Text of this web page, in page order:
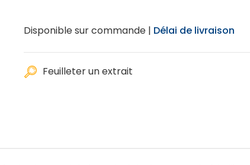
Disponible sur commande | Délai de livraison
Feuilleter un extrait